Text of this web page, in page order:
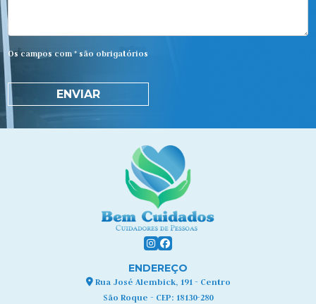
Os campos com * são obrigatórios
ENDEREÇO
Rua José Alembick, 191 - Centro
São Roque - CEP: 18130-280